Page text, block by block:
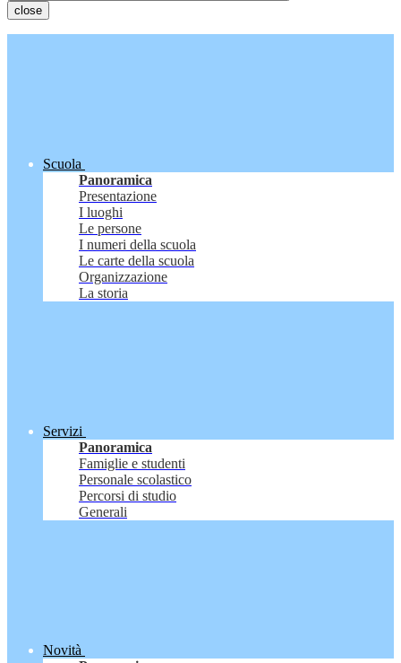
close
Scuola
Panoramica
Presentazione
I luoghi
Le persone
I numeri della scuola
Le carte della scuola
Organizzazione
La storia
Servizi
Panoramica
Famiglie e studenti
Personale scolastico
Percorsi di studio
Generali
Novità